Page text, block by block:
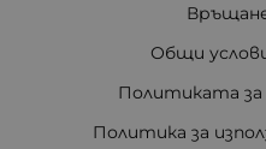
Общи
Политиката
Политика за